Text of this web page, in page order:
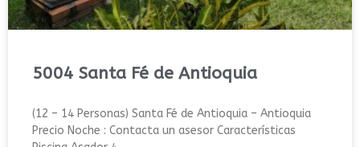
5004 Santa Fé de Antioquia
(12 – 14 Personas) Santa Fé de Antioquia – Antioquia
Precio Noche : Contacta un asesor Características